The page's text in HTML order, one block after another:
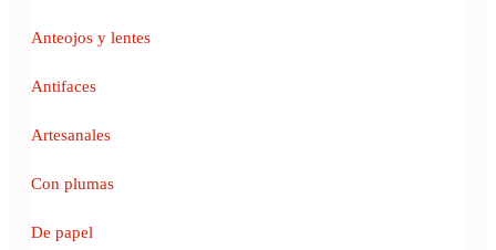
Anteojos y lentes
Antifaces
Artesanales
Con plumas
De papel